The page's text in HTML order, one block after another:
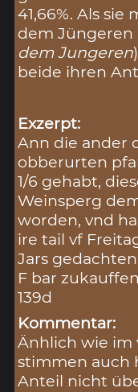
41,66%. Als
dem Jüngeren
dem Jungeren
beide ihren
Exzerpt:
Ann die ander
obberurten
1/6 gehabt,
Weinsperg
worden, vnd
ire tail vf
Jars
F bar
139d
Kommentar:
Änhlich wie im
stimmen auch
Anteil nicht